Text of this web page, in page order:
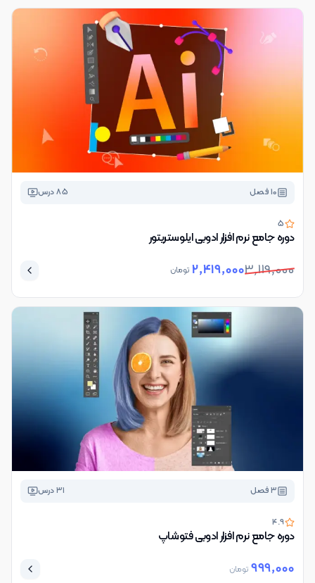
10فصل 85درس
5
دوره جامع نرم افزار ادوبی ایلوستریتور
3,119,000
2,419,000 تومان
3فصل 31درس
4.9
دوره جامع نرم افزار ادوبی فتوشاپ
999,000 تومان